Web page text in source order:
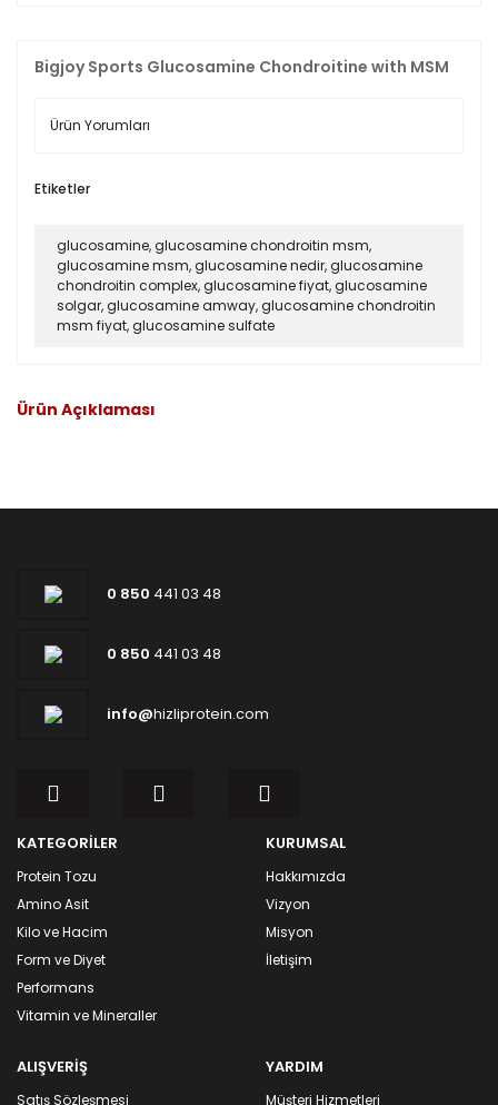
Bigjoy Sports Glucosamine Chondroitine with MSM
Ürün Yorumları
Etiketler
glucosamine,glucosamine chondroitin msm,
glucosamine msm,glucosamine nedir,glucosamine
chondroitin complex,glucosamine fiyat,glucosamine
solgar,glucosamine amway,glucosamine chondroitin
msm fiyat,glucosamine sulfate
Ürün Açıklaması
0 850 441 03 48
0 850 441 03 48
info@hizliprotein.com
KATEGORİLER
Protein Tozu
Amino Asit
Kilo ve Hacim
Form ve Diyet
Performans
Vitamin ve Mineraller
KURUMSAL
Hakkımızda
Vizyon
Misyon
İletişim
ALIŞVERİŞ
Satış Sözleşmesi
YARDIM
Müşteri Hizmetleri